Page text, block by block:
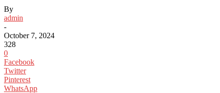
By
admin
-
October 7, 2024
328
0
Facebook
Twitter
Pinterest
WhatsApp